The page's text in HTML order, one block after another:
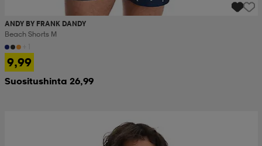
ANDY BY FRANK DANDY
Beach Shorts M
9,99
Suositushinta 26,99